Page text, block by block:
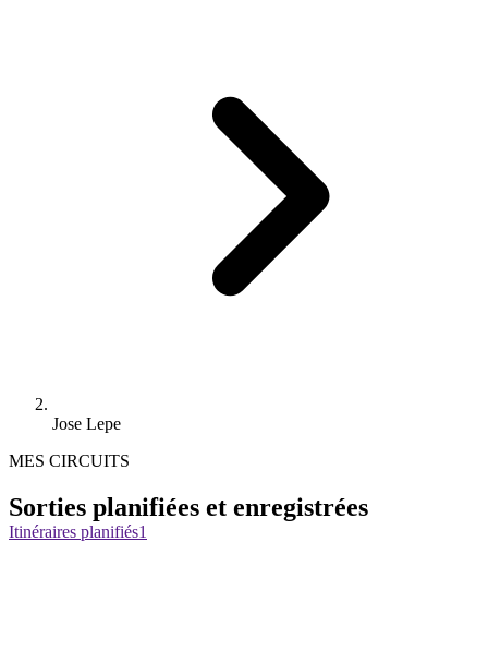
Jose Lepe
MES CIRCUITS
Sorties planifiées et enregistrées
Itinéraires planifiés1